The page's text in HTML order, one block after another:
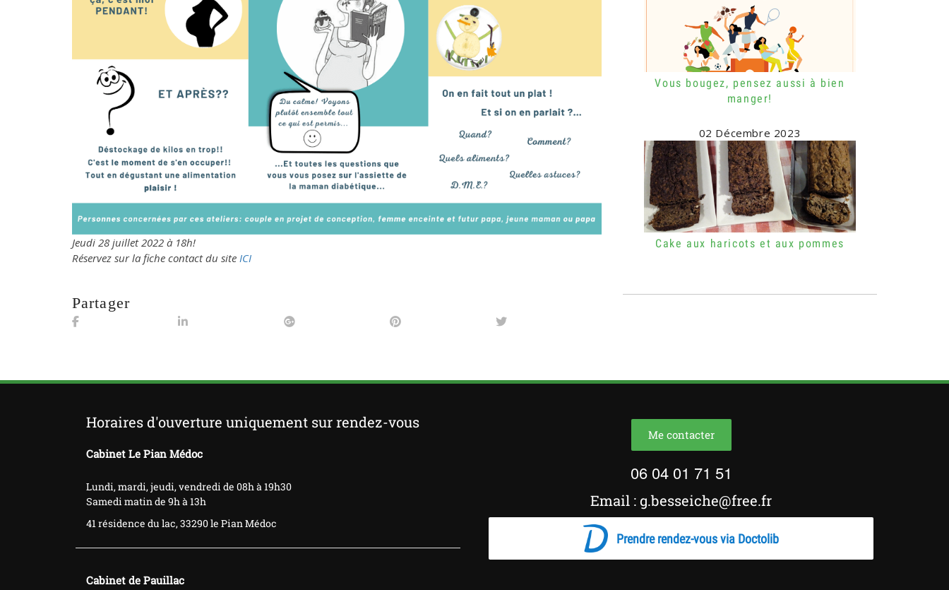
Jeudi 28 juillet 2022 à 18h!
Réservez sur la fiche contact du site ICI
Partager
Vous bougez, pensez aussi à bien
manger!
02 Décembre 2023
Cake aux haricots et aux pommes
Horaires d'ouverture uniquement sur rendez-vous
Cabinet Le Pian Médoc
Lundi, mardi, jeudi, vendredi de 08h à 19h30
Samedi matin de 9h à 13h
41 résidence du lac, 33290 le Pian Médoc
Cabinet de Pauillac
Me contacter
06 04 01 71 51
Email : g.besseiche@free.fr
Prendre rendez-vous via Doctolib